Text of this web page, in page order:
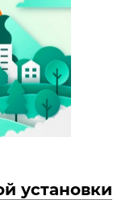
установки